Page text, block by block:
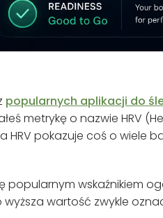
popularnych aplikacji do
metrykę o nazwie HRV
HRV pokazuje coś o wiele
popularnym wskaźnikiem
wartość zwykle